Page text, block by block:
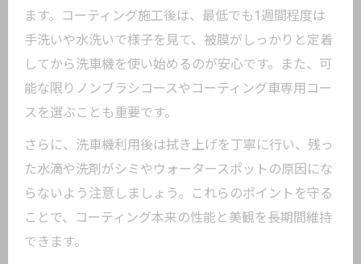
ます。コーティング施工後は、最低でも1週間程度は
手洗いや水洗いで様子を見て、被膜がしっかりと定着
してから洗車機を使い始めるのが安心です。また、可
能な限りノンブラシコースやコーティング車専用コー
スを選ぶことも重要です。
さらに、洗車機利用後は拭き上げを丁寧に行い、残っ
た水滴や洗剤がシミやウォータースポットの原因にな
らないよう注意しましょう。これらのポイントを守る
ことで、コーティング本来の性能と美観を長期間維持
できます。